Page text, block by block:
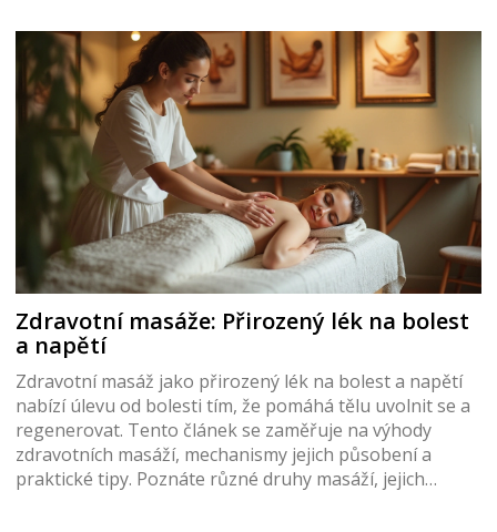
nejvhodnější a jak správně na ně připravit. Seznámíme
se s nejnovějšími výzkumy a přínosy tohoto přístupu
pro zdraví nohou.
Zdravotní masáže: Přirozený lék na bolest
a napětí
Zdravotní masáž jako přirozený lék na bolest a napětí
nabízí úlevu od bolesti tím, že pomáhá tělu uvolnit se a
regenerovat. Tento článek se zaměřuje na výhody
zdravotních masáží, mechanismy jejich působení a
praktické tipy. Poznáte různé druhy masáží, jejich